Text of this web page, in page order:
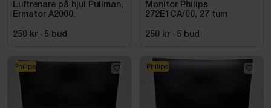
Luftrenare på hjul Pullman,
Ermator A2000.
250 kr · 5 bud
Monitor Philips
272E1CA/00, 27 tum
250 kr · 5 bud
Philips Philips